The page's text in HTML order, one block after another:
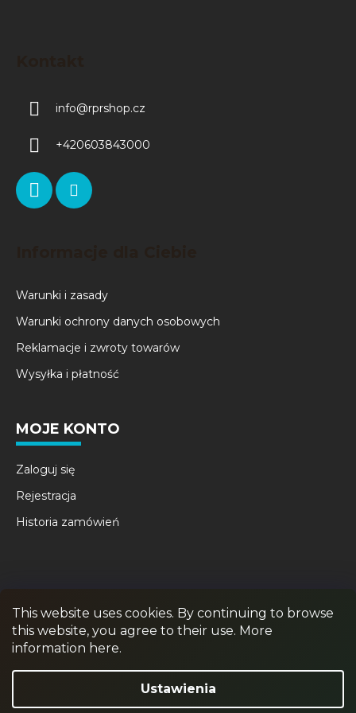
This website uses cookies. By continuing to browse
this website, you agree to their use. More
information here.
Ustawienia
info@rprshop.cz
+420603843000
Warunki i zasady
Warunki ochrony danych osobowych
Reklamacje i zwroty towarów
Wysyłka i płatność
MOJE KONTO
Zaloguj się
Rejestracja
Historia zamówień
PAINTBALL